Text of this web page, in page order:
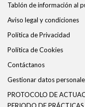
Tablón de información al
Aviso legal y condiciones
Política de Privacidad
Política de Cookies
Contáctanos
Gestionar datos
PROTOCOLO DE
PERIODO DE